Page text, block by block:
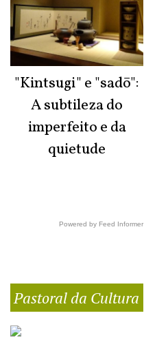
"Kintsugi" e "sadō":
A subtileza do
imperfeito e da
quietude
Powered by Feed Informer
Pastoral da Cultura